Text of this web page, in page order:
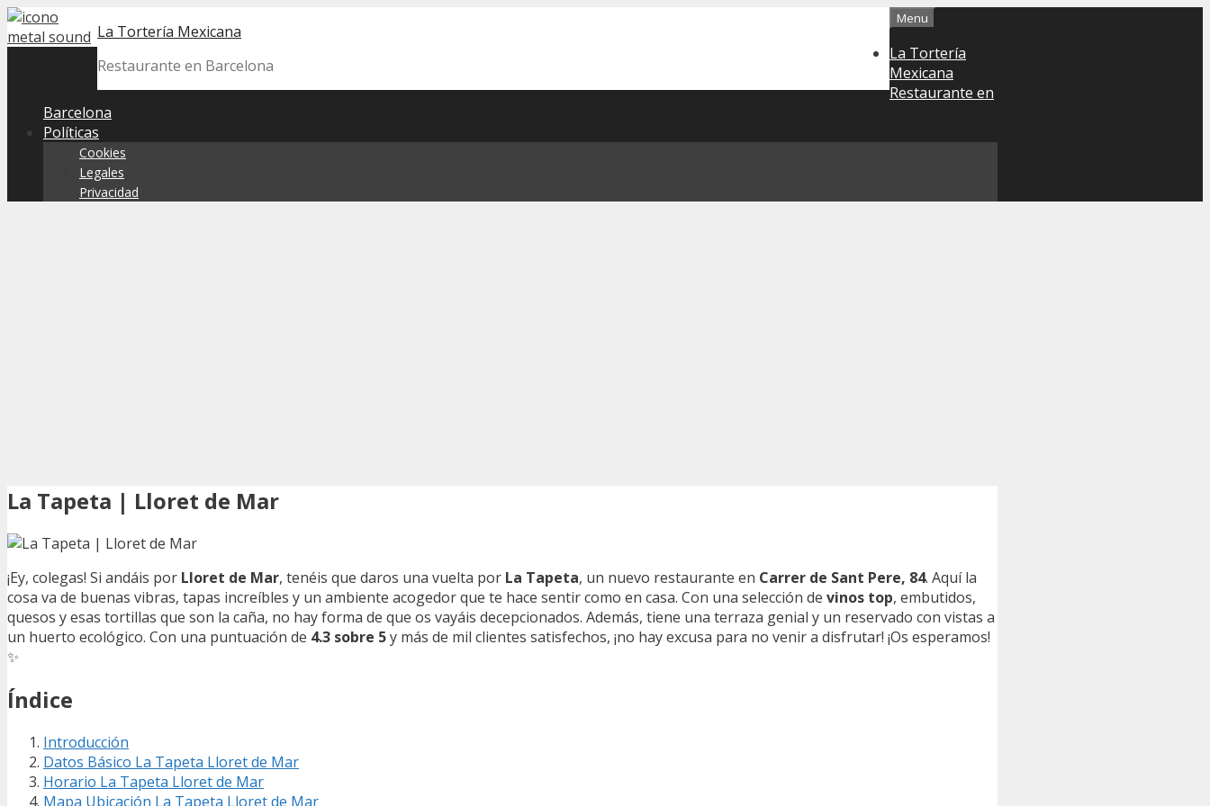
Skip
to
La Tortería Mexicana
Restaurante en Barcelona
Menu
La Tortería
Mexicana
Restaurante en
Barcelona
Políticas
Cookies
Legales
Privacidad
La Tapeta | Lloret de Mar
¡Ey, colegas! Si andáis por Lloret de Mar, tenéis que daros una vuelta por La Tapeta, un nuevo restaurante en Carrer de Sant Pere, 84. Aquí la
cosa va de buenas vibras, tapas increíbles y un ambiente acogedor que te hace sentir como en casa. Con una selección de vinos top, embutidos,
quesos y esas tortillas que son la caña, no hay forma de que os vayáis decepcionados. Además, tiene una terraza genial y un reservado con vistas a
un huerto ecológico. Con una puntuación de 4.3 sobre 5y más de mil clientes satisfechos, ¡no hay excusa para no venir a disfrutar! ¡Os esperamos!
✨
Índice
Introducción
Datos Básico La Tapeta Lloret de Mar
Horario La Tapeta Lloret de Mar
Mapa Ubicación La Tapeta Lloret de Mar